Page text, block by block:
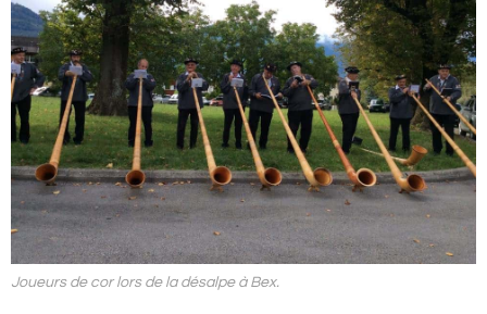
Joueurs de cor lors de la désalpe à Bex.